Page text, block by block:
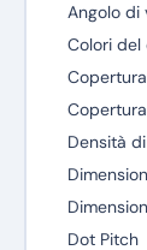
Angolo di
Colori del
Densità
Dot Pitch